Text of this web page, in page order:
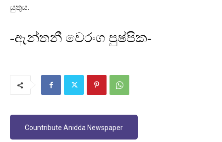
යුතුය.
-ඇන්තනී වෙරංග පුෂ්පික-
Countribute Anidda Newspaper